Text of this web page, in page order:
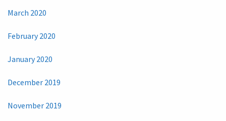
March 2020
February 2020
January 2020
December 2019
November 2019